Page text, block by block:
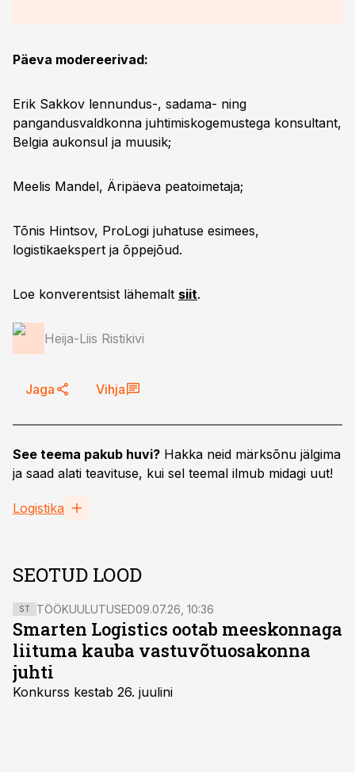
Päeva modereerivad:
Erik Sakkov lennundus-, sadama- ning
pangandusvaldkonna juhtimiskogemustega konsultant,
Belgia aukonsul ja muusik;
Meelis Mandel, Äripäeva peatoimetaja;
Tõnis Hintsov, ProLogi juhatuse esimees,
logistikaekspert ja õppejõud.
Loe konverentsist lähemalt siit.
Heija-Liis Ristikivi
Jaga Vihja
See teema pakub huvi? Hakka neid märksõnu jälgima
ja saad alati teavituse, kui sel teemal ilmub midagi uut!
Logistika
SEOTUD LOOD
ST TÖÖKUULUTUSED09.07.26, 10:36
Smarten Logistics ootab meeskonnaga
liituma kauba vastuvõtuosakonna
juhti
Konkurss kestab 26. juulini